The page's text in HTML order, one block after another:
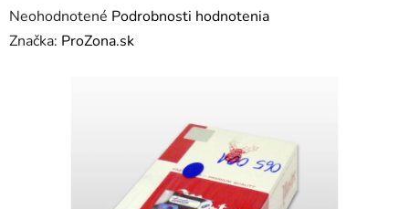
Priemerné
hodnotenie
Neohodnotené Podrobnosti hodnotenia
Značka: ProZona.sk